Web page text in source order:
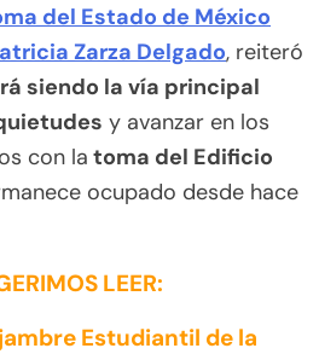
del Estado de México
Zarza Delgado, reiteró
siendo la vía principal
y avanzar en los
con la toma del Edificio
ocupado desde hace
LEER:
Estudiantil de la